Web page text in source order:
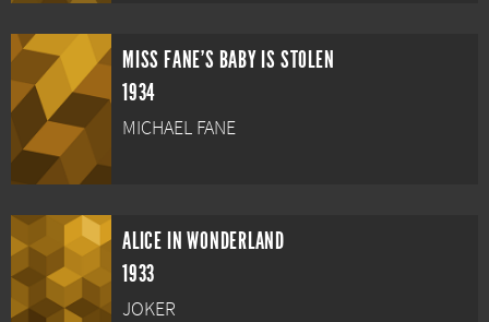
MISS FANE'S BABY IS STOLEN
1934
MICHAEL FANE
ALICE IN WONDERLAND
1933
JOKER